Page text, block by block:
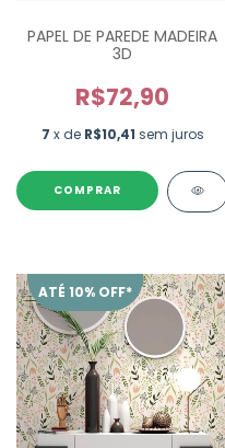
PAPEL DE PAREDE MADEIRA
3D
R$72,90
7 x de R$10,41 sem juros
ATÉ 10% OFF*